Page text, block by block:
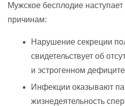
Мужское бесплодие
причинам:
Нарушение секреции
свидетельствует об
и эстрогенном
Инфекции оказывают
жизнедеятельность